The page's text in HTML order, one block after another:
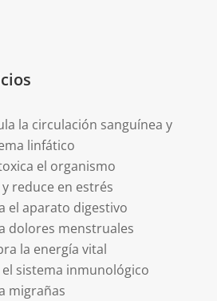
la circulación sanguínea y
linfático
el organismo
y reduce en estrés
el aparato digestivo
dolores menstruales
la energía vital
el sistema inmunológico
migrañas